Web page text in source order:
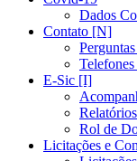
Dados
Contato [N]
E-Sic [I]
Rol de
Licitações e